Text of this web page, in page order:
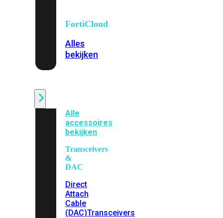
FortiCloud
Alles
bekijken
Alle
accessoires
bekijken
Transceivers
&
DAC
Direct
Attach
Cable
(DAC)Transceivers